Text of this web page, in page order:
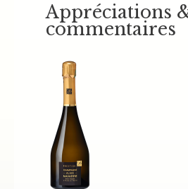
Appréciations
commentaires